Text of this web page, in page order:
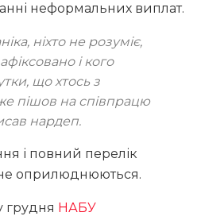
неформальних виплат.
ніхто не розуміє,
і кого
що хтось з
пішов на співпрацю
нардеп.
і повний перелік
оприлюднюються.
грудня НАБУ